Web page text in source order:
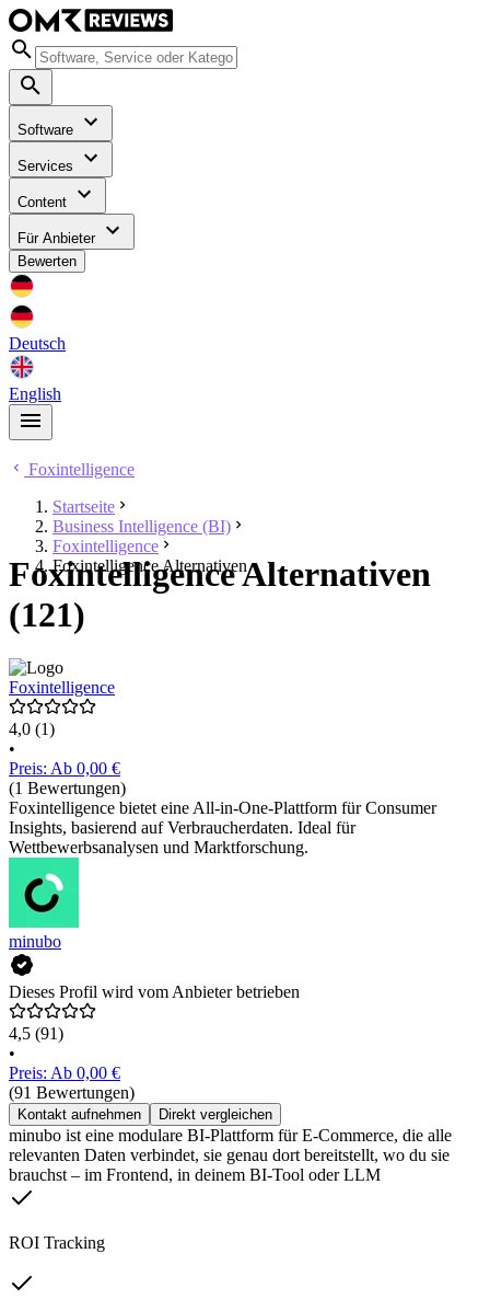
Software
Services
Content
Für Anbieter
Bewerten
Deutsch
English
Foxintelligence
Startseite
Business Intelligence (BI)
Foxintelligence
Foxintelligence Alternativen
Foxintelligence Alternativen
(121)
Foxintelligence
4,0 (1)
•
Preis: Ab 0,00 €
(1 Bewertungen)
Foxintelligence bietet eine All-in-One-Plattform für Consumer
Insights, basierend auf Verbraucherdaten. Ideal für
Wettbewerbsanalysen und Marktforschung.
minubo
Dieses Profil wird vom Anbieter betrieben
4,5 (91)
•
Preis: Ab 0,00 €
(91 Bewertungen)
Kontakt aufnehmen Direkt vergleichen
minubo ist eine modulare BI-Plattform für E‑Commerce, die alle
relevanten Daten verbindet, sie genau dort bereitstellt, wo du sie
brauchst – im Frontend, in deinem BI-Tool oder LLM
ROI Tracking